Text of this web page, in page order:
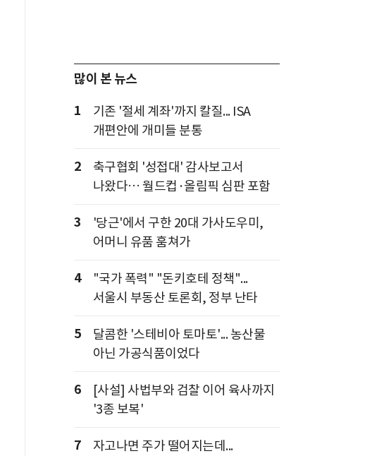
많이 본 뉴스
1
기존 '절세 계좌'까지 칼질... ISA
개편안에 개미들 분통
2
축구협회 '성접대' 감사보고서
나왔다… 월드컵·올림픽 심판 포함
3
'당근'에서 구한 20대 가사도우미,
어머니 유품 훔쳐가
4
"국가 폭력" "돈키호테 정책"...
서울시 부동산 토론회, 정부 난타
5
달콤한 '스테비아 토마토'... 농산물
아닌 가공식품이었다
6
[사설] 사법부와 검찰 이어 육사까지
'3종 보복'
7
자고나면 주가 떨어지는데...